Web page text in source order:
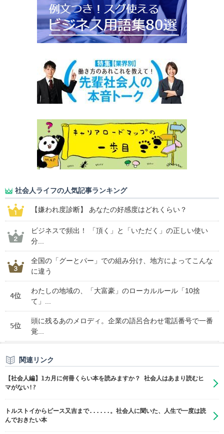
社会人ライフの人気記事ランキング
【嫌われ度診断】 あなたの好感度はどれくらい？
ビジネスで頻出！ 「頂く」と「いただく」の正しい使い
分...
全国の「グーとパー」での組み分け、地方によってこんな
に違う
4位
わたしの地域の、「大富豪」のローカルルール「10捨
て」...
5位
頭に残るあのメロディ。企業の語呂合わせ電話番号で一番
覚...
関連リンク
【社会人編】1カ月に何冊くらい本を読みますか？ 社会人はあまり読むヒ
マがない!?
トルストイからピース又吉まで......。社会人に聞いた、人生で一度は読
んでおきたい本